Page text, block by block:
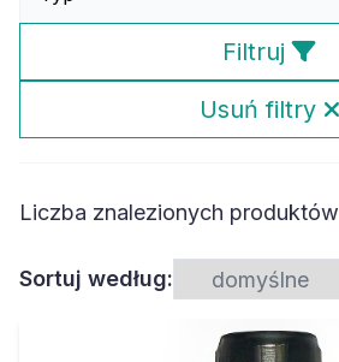
Filtruj
Usuń filtry
Liczba znalezionych produktów
Sortuj według: